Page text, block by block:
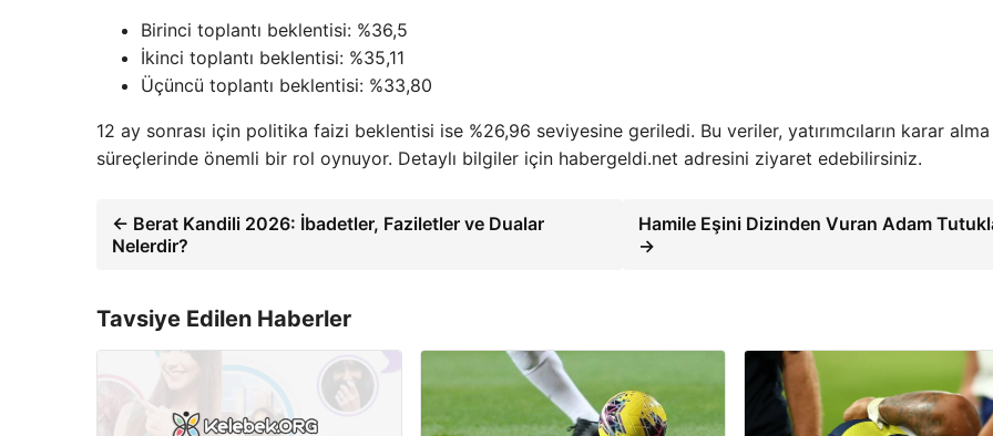
Birinci toplantı beklentisi: %36,5
İkinci toplantı beklentisi: %35,11
Üçüncü toplantı beklentisi: %33,80
12 ay sonrası için politika faizi beklentisi ise %26,96 seviyesine geriledi. Bu veriler, yatırımcıların karar alma
süreçlerinde önemli bir rol oynuyor. Detaylı bilgiler için habergeldi.net adresini ziyaret edebilirsiniz.
← Berat Kandili 2026: İbadetler, Faziletler ve Dualar
Nelerdir?
Hamile Eşini Dizinden Vuran Adam
→
Tavsiye Edilen Haberler